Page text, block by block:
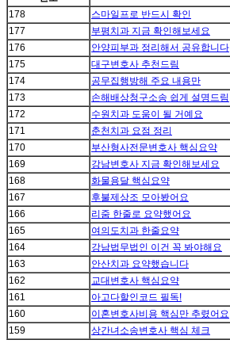
178
스마일프로 반드시 확인
177
부평치과 지금 확인해보세요
176
안양피부과 정리해서 공유합니다
175
대구변호사 추천드림
174
공무집행방해 주요 내용만
173
손해배상청구소송 쉽게 설명드림
172
수원치과 도움이 될 거예요
171
춘천치과 요점 정리
170
부산형사전문변호사 핵심요약
169
강남변호사 지금 확인해보세요
168
화물용달 핵심요약
167
후불제상조 모아봤어요
166
리줌 한줄로 요약했어요
165
여의도치과 한줄요약
164
강남법무법인 이건 꼭 봐야해요
163
안산치과 요약했습니다
162
교대변호사 핵심요약
161
아고다할인코드 필독!
160
이혼변호사비용 핵심만 추렸어요
159
상간녀소송변호사 핵심 체크